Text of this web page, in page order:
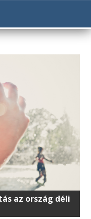
az ország déli